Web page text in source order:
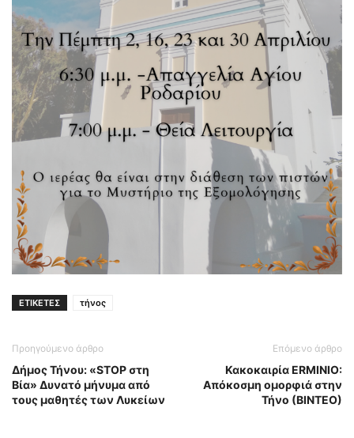
ΕΤΙΚΕΤΕΣ τήνος
Προηγούμενο άρθρο
Δήμος Τήνου: «STOP στη
Βία» Δυνατό μήνυμα από
τους μαθητές των Λυκείων
Επόμενο άρθρο
Κακοκαιρία ERMINIO:
Απόκοσμη ομορφιά στην
Τήνο (ΒΙΝΤΕΟ)